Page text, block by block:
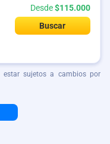
Desde$115.000
Buscar
estar sujetos a cambios por